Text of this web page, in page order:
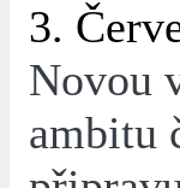
3.
Novou
ambitu